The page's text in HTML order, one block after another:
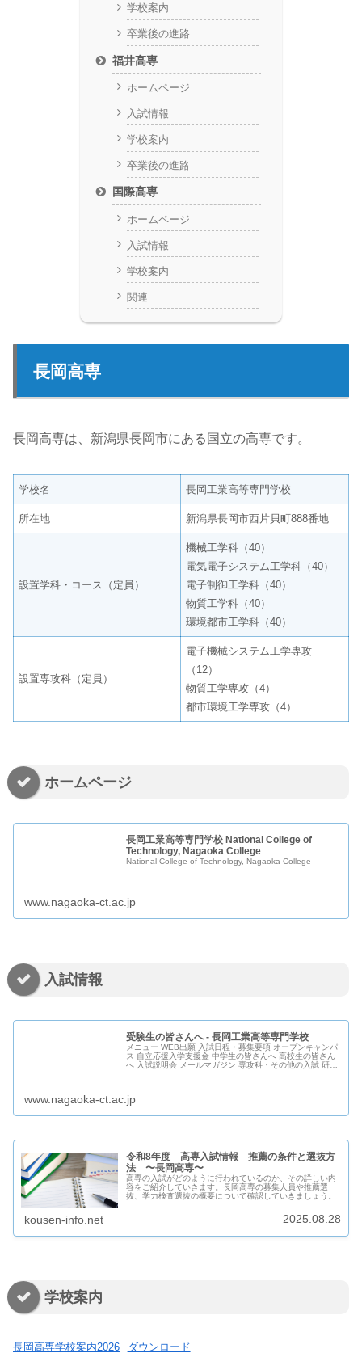
学校案内
卒業後の進路
福井高専
ホームページ
入試情報
学校案内
卒業後の進路
国際高専
ホームページ
入試情報
学校案内
関連
長岡高専
長岡高専は、新潟県長岡市にある国立の高専です。
学校名 長岡工業高等専門学校
所在地 新潟県長岡市西片貝町888番地
設置学科・コース（定員）
機械工学科（40）
電気電子システム工学科（40）
電子制御工学科（40）
物質工学科（40）
環境都市工学科（40）
設置専攻科（定員）
電子機械システム工学専攻
（12）
物質工学専攻（4）
都市環境工学専攻（4）
ホームページ
長岡工業高等専門学校 National College of
Technology, Nagaoka College
National College of Technology, Nagaoka College
www.nagaoka-ct.ac.jp
入試情報
受験生の皆さんへ - 長岡工業高等専門学校
メニュー WEB出願 入試日程・募集要項 オープンキャンパ
ス 自立応援入学支援金 中学生の皆さんへ 高校生の皆さん
へ 入試説明会 メールマガジン 専攻科・その他の入試 研究
www.nagaoka-ct.ac.jp
令和8年度 高専入試情報 推薦の条件と選抜方
法 〜長岡高専〜
高専の入試がどのように行われているのか、その詳しい内
容をご紹介していきます。長岡高専の募集人員や推薦選
抜、学力検査選抜の概要について確認していきましょう。
kousen-info.net 2025.08.28
学校案内
長岡高専学校案内2026 ダウンロード